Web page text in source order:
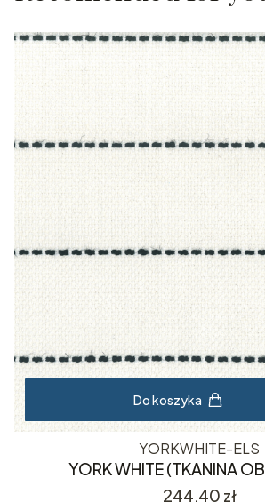
Do koszyka
YORKWHITE-ELS
YORK WHITE (TKANINA
Cena
244,40 zł